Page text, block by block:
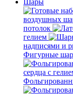
Шары
воздушных
потолок
гелием
надписями и
Фигурные
сердца с